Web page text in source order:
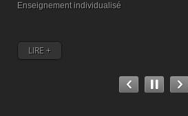
Enseignement individualisé
LIRE +